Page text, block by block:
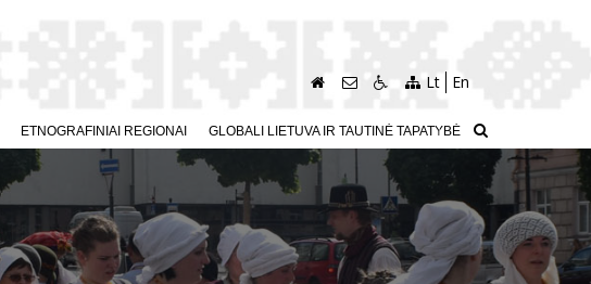
Lt En
ETNOGRAFINIAI REGIONAI GLOBALI LIETUVA IR TAUTINĖ TAPATYBĖ